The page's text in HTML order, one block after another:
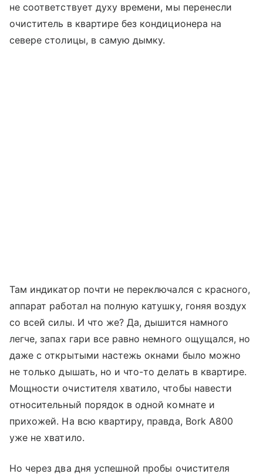
не соответствует духу времени, мы перенесли
очиститель в квартире без кондиционера на
севере столицы, в самую дымку.
Там индикатор почти не переключался с красного,
аппарат работал на полную катушку, гоняя воздух
со всей силы. И что же? Да, дышится намного
легче, запах гари все равно немного ощущался, но
даже с открытыми настежь окнами было можно
не только дышать, но и что-то делать в квартире.
Мощности очистителя хватило, чтобы навести
относительный порядок в одной комнате и
прихожей. На всю квартиру, правда, Bork A800
уже не хватило.
Но через два дня успешной пробы очистителя